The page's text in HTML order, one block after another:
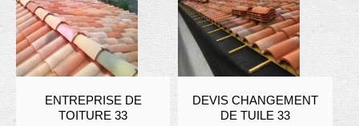
ENTREPRISE DE
TOITURE 33
DEVIS CHANGEMENT
DE TUILE 33